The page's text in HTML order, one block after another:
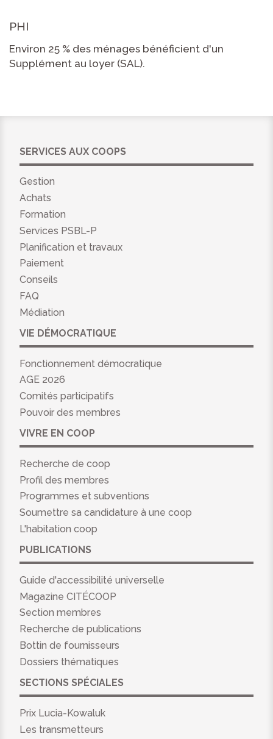
PHI
Environ 25 % des ménages bénéficient d'un
Supplément au loyer (SAL).
SERVICES AUX COOPS
Gestion
Achats
Formation
Services PSBL-P
Planification et travaux
Paiement
Conseils
FAQ
Médiation
VIE DÉMOCRATIQUE
Fonctionnement démocratique
AGE 2026
Comités participatifs
Pouvoir des membres
VIVRE EN COOP
Recherche de coop
Profil des membres
Programmes et subventions
Soumettre sa candidature à une coop
L'habitation coop
PUBLICATIONS
Guide d'accessibilité universelle
Magazine CITÉCOOP
Section membres
Recherche de publications
Bottin de fournisseurs
Dossiers thématiques
SECTIONS SPÉCIALES
Prix Lucia-Kowaluk
Les transmetteurs